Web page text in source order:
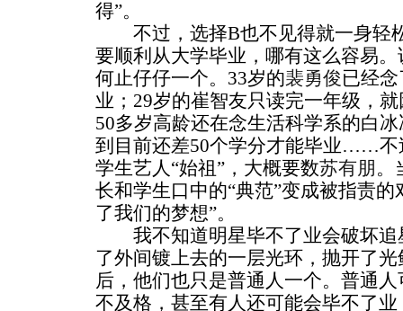
得”。
不过，选择B也不见得就一身轻
要顺利从大学毕业，哪有这么容易
何止仔仔一个。33岁的裴勇俊已经
业；29岁的崔智友只读完一年级，
50多岁高龄还在念生活科学系的白
到目前还差50个学分才能毕业……不
学生艺人“始祖”，大概要数苏有朋 。
长和学生口中的“典范”变成被指责
了我们的梦想”。
我不知道明星毕不了业会破坏追
了外间镀上去的一层光环，抛开了
后，他们也只是普通人一个。普通
不及格，甚至有人还可能会毕不了